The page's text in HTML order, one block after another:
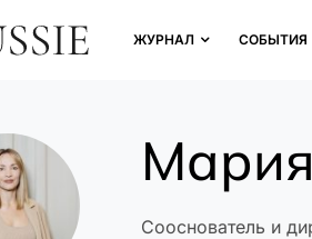
ЖУРНАЛ СОБЫТИЯ
Сооснователь и